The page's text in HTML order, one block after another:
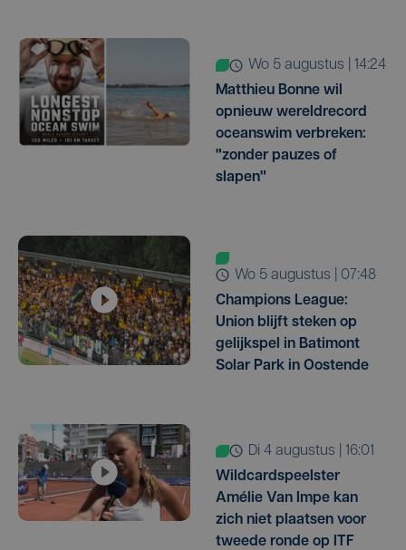
wo 5 augustus | 14:24
Matthieu Bonne wil
opnieuw wereldrecord
oceanswim verbreken:
"zonder pauzes of
slapen"
wo 5 augustus | 07:48
Champions League:
Union blijft steken op
gelijkspel in Batimont
Solar Park in Oostende
di 4 augustus | 16:01
Wildcardspeelster
Amélie Van Impe kan
zich niet plaatsen voor
tweede ronde op ITF